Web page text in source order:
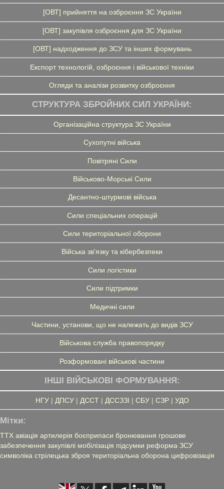
[ОВТ] прийняття на озброєння ЗС України
[ОВТ] закупівля озброєння для ЗС України
[ОВТ] надходження до ЗСУ та інших формувань
Експорт технологій, озброєння і військової техніки
Огляди та аналізи розвитку озброєння
СТРУКТУРА ЗБРОЙНИХ СИЛ УКРАЇНИ:
Організаційна структура ЗС України
Сухопутні війська
Повітряні Сили
Військово-Морські Сили
Десантно-штурмові війська
Сили спеціальних операцій
Сили територіальної оборони
Війська зв'язку та кібербезпеки
Сили логістики
Сили підтримки
Медичні сили
Частини, установи, що не належать до видів ЗСУ
Військова служба правопорядку
Розформовані військові частини
ІНШІ ВІЙСЬКОВІ ФОРМУВАННЯ:
НГУ| ДПСУ| ДССТ| ДССЗЗІ | СБУ| СЗР| УДО
Мітки:
ТТХ авіація артилерія боєприпаси бронювання грошове
забезпечення закупівлі мобілізація підсумки реформа ЗСУ
символіка стрілецька зброя територіальна оборона цифровізація